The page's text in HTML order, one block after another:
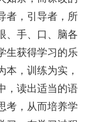
者，引导者，所
、手、口、脑各
生获得学习的乐
本，训练为实，
，读出适当的语
考，从而培养学